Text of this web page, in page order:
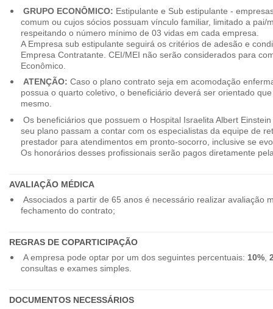
GRUPO ECONÔMICO: Estipulante e Sub estipulante -
comum ou cujos sócios possuam vínculo familiar, limitado a pai/
respeitando o número mínimo de 03 vidas em cada empresa.
A Empresa sub estipulante seguirá os critérios de adesão e
Empresa Contratante. CEI/MEI não serão considerados para
Econômico.
ATENÇÃO: Caso o plano contrato seja em acomodação
possua o quarto coletivo, o beneficiário deverá ser orientado
mesmo.
Os beneficiários que possuem o Hospital Israelita Albert
seu plano passam a contar com os especialistas da equipe de
prestador para atendimentos em pronto-socorro, inclusive se
Os honorários desses profissionais serão pagos diretamente
AVALIAÇÃO MÉDICA
Associados a partir de 65 anos é necessário realizar avaliação
fechamento do contrato;
REGRAS DE COPARTICIPAÇÃO
A empresa pode optar por um dos seguintes percentuais: 10%,
consultas e exames simples.
DOCUMENTOS NECESSÁRIOS